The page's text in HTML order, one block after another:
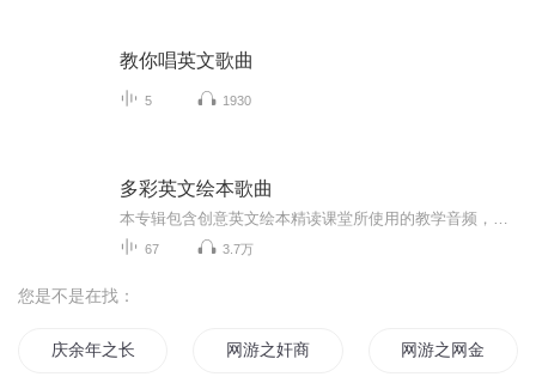
教你唱英文歌曲
5 1930
多彩英文绘本歌曲
67 3.7万
您是不是在找：
庆余年之长歌行 网游之奸商遍地 网游之网金幻想曲